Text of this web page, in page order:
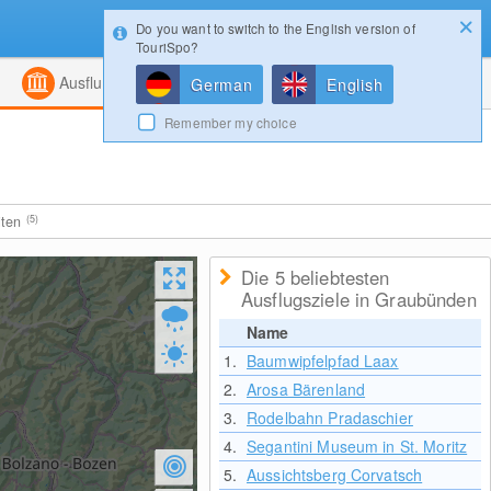
Kombiniert
Ausflugsziele Magazin
(5)
Die 5 beliebtesten
Ausflugsziele in Graubünden
Name
1. Baumwipfelpfad Laax
2. Arosa Bärenland
3. Rodelbahn Pradaschier
4. Segantini Museum in St. Moritz
5. Aussichtsberg Corvatsch
Login
Do you want to switch to the English version of
TouriSpo?
German English
Remember my choice
Konfigurator Gewinnspiele